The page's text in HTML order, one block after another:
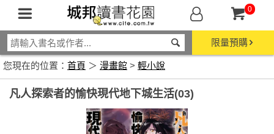
0
限量預購
您現在的位置： 首頁 ＞ 漫畫館 > 輕小說
凡人探索者的愉快現代地下城生活(03)